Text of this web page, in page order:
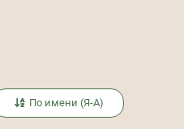
По имени (Я-А)